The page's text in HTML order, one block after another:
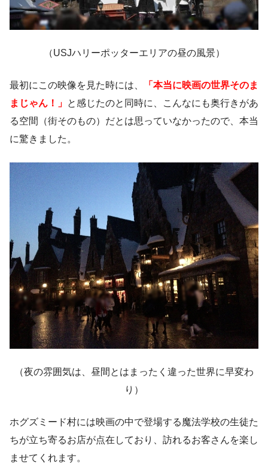
（USJハリーポッターエリアの昼の風景）
最初にこの映像を見た時には、
「本当に映画の世界そのま
まじゃん！」 と感じたのと同時に、こんなにも奥行きがあ
る空間（街そのもの）だとは思っていなかったので、本当
に驚きました。
（夜の雰囲気は、昼間とはまったく違った世界に早変わ
り）
ホグズミード村には映画の中で登場する魔法学校の生徒た
ちが立ち寄るお店が点在しており、訪れるお客さんを楽し
ませてくれます。